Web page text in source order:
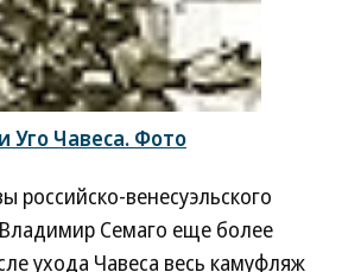
Уго Чавеса. Фото
российско-венесуэльского
Семаго еще более
ухода Чавеса весь камуфляж